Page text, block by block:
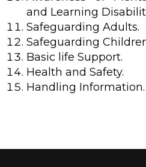
and Learning
Safeguarding Adults.
Safeguarding
Basic life Support.
Health and Safety.
Handling Information.